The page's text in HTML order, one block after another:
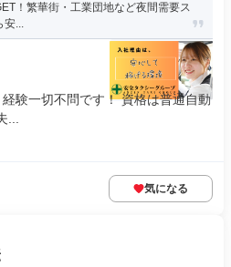
！繁華街・工業団地など夜間需要ス
安...
験一切不問です！ 資格は普通自動
気になる